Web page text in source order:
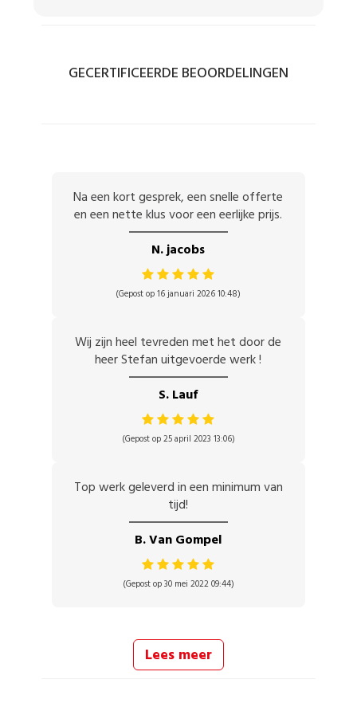
GECERTIFICEERDE BEOORDELINGEN
Na een kort gesprek, een snelle offerte
en een nette klus voor een eerlijke prijs.
N. jacobs
(Gepost op 16 januari 2026 10:48)
Wij zijn heel tevreden met het door de
heer Stefan uitgevoerde werk !
S. Lauf
(Gepost op 25 april 2023 13:06)
Top werk geleverd in een minimum van
tijd!
B. Van Gompel
(Gepost op 30 mei 2022 09:44)
Lees meer